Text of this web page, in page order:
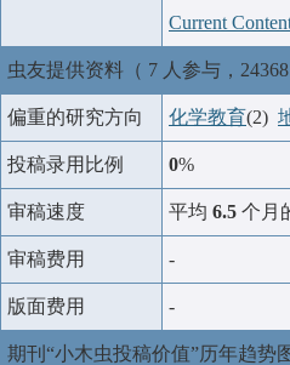
Current
虫友提供资料（ 7 人参与，24368
偏重的研究方向 化学教育(2)
投稿录用比例 0%
审稿速度 平均 6.5 个月
审稿费用 -
版面费用 -
期刊“小木虫投稿价值”历年趋势